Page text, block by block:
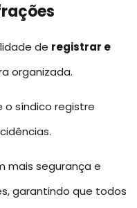
de registrar e
organizada.
o síndico registre
mais segurança e
garantindo que todos